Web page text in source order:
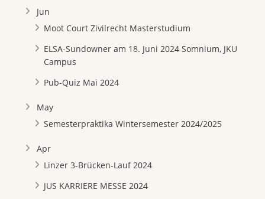
Jun
Moot Court Zivilrecht Masterstudium
ELSA-Sundowner am 18. Juni 2024 Somnium, JKU
Campus
Pub-Quiz Mai 2024
May
Semesterpraktika Wintersemester 2024/2025
Apr
Linzer 3-Brücken-Lauf 2024
JUS KARRIERE MESSE 2024